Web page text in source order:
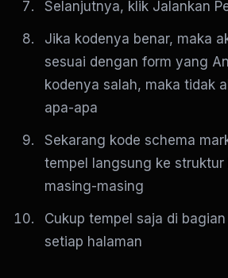
Selanjutnya, klik Jalankan
Jika kodenya benar, maka
sesuai dengan form yang
kodenya salah, maka tidak
apa-apa
Sekarang kode schema
tempel langsung ke struktur
masing-masing
Cukup tempel saja di
setiap halaman